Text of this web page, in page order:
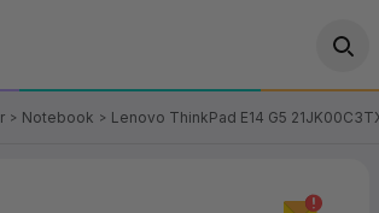
OT/VT Ürünleri
Notebook Lenovo ThinkPad E14 G5